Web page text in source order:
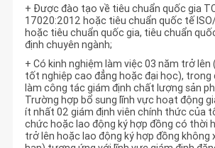
+ Được đào tạo về tiêu chuẩn quốc gia
17020:2012 hoặc tiêu chuẩn quốc tế
hoặc tiêu chuẩn quốc gia, tiêu chuẩn
định chuyên ngành;
+ Có kinh nghiệm làm việc 03 năm trở
tốt nghiệp cao đẳng hoặc đại học), trong
làm công tác giám định chất lượng sản
Trường hợp bổ sung lĩnh vực hoạt động
ít nhất 02 giám định viên chính thức của
chức hoặc lao động ký hợp đồng có thời
trở lên hoặc lao động ký hợp đồng không